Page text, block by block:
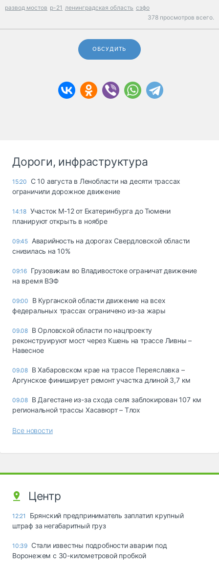
развод мостов р-21 ленинградская область сзфо
378 просмотров всего.
ОБСУДИТЬ
Дороги, инфраструктура
15:20
С 10 августа в Ленобласти на десяти трассах
ограничили дорожное движение
14:18 Участок М-12 от Екатеринбурга до Тюмени
планируют открыть в ноябре
09:45 Аварийность на дорогах Свердловской области
снизилась на 10%
09:16 Грузовикам во Владивостоке ограничат движение
на время ВЭФ
09:00
В Курганской области движение на всех
федеральных трассах ограничено из-за жары
09.08 В Орловской области по нацпроекту
реконструируют мост через Кшень на трассе Ливны –
Навесное
09.08 В Хабаровском крае на трассе Переяславка –
Аргунское финиширует ремонт участка длиной 3,7 км
09.08 В Дагестане из-за схода селя заблокирован 107 км
региональной трассы Хасавюрт – Тлох
Все новости
Центр
12:21
Брянский предприниматель заплатил крупный
штраф за негабаритный груз
10:39 Стали известны подробности аварии под
Воронежем с 30-километровой пробкой